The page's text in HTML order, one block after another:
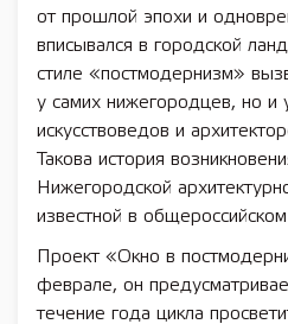
от прошлой эпохи и
вписывался в городской
стиле «постмодернизм»
у самих нижегородцев, но и
искусствоведов и
Такова история
Нижегородской
известной в
Проект «Окно в
феврале, он
течение года цикла